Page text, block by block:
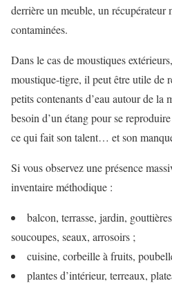
derrière un meuble, un récupérateur
contaminées.
Dans le cas de moustiques
moustique-tigre, il peut être utile de
petits contenants d’eau autour de la
besoin d’un étang pour se
ce qui fait son talent… et son
Si vous observez une présence
inventaire méthodique :
balcon, terrasse, jardin,
soucoupes, seaux, arrosoirs ;
cuisine, corbeille à fruits,
plantes d’intérieur, terreaux,